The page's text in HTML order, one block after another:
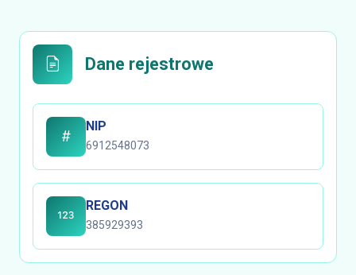
Dane rejestrowe
NIP
6912548073
REGON
385929393